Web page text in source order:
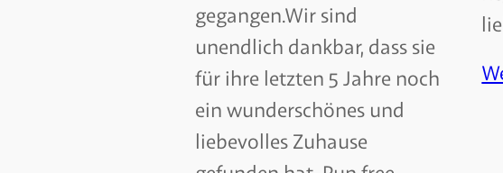
gegangen.Wir sind
unendlich dankbar, dass sie
für ihre letzten 5 Jahre noch
ein wunderschönes und
liebevolles Zuhause